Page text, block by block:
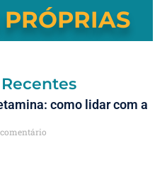
como lidar com a